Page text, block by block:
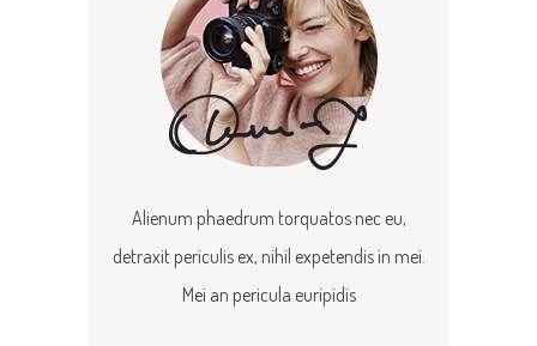
Alienum phaedrum torquatos nec eu,
detraxit periculis ex, nihil expetendis in mei.
Mei an pericula euripidis